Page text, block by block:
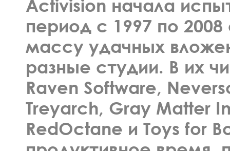
Activision начала
период с 1997 по
массу удачных
разные студии. В их
Raven Software,
Treyarch, Gray Matter
RedOctane и Toys for